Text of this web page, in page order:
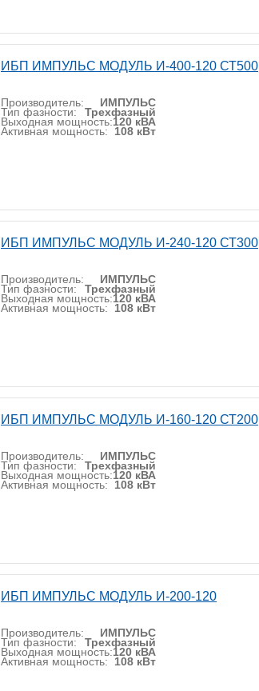
ИБП ИМПУЛЬС МОДУЛЬ И-400-120 СТ500
Производитель: ИМПУЛЬС
Тип фазности: Трехфазный
Выходная мощность:120 кВА
Активная мощность: 108 кВт
ИБП ИМПУЛЬС МОДУЛЬ И-240-120 СТ300
Производитель: ИМПУЛЬС
Тип фазности: Трехфазный
Выходная мощность:120 кВА
Активная мощность: 108 кВт
ИБП ИМПУЛЬС МОДУЛЬ И-160-120 СТ200
Производитель: ИМПУЛЬС
Тип фазности: Трехфазный
Выходная мощность:120 кВА
Активная мощность: 108 кВт
ИБП ИМПУЛЬС МОДУЛЬ И-200-120
Производитель: ИМПУЛЬС
Тип фазности: Трехфазный
Выходная мощность:120 кВА
Активная мощность: 108 кВт